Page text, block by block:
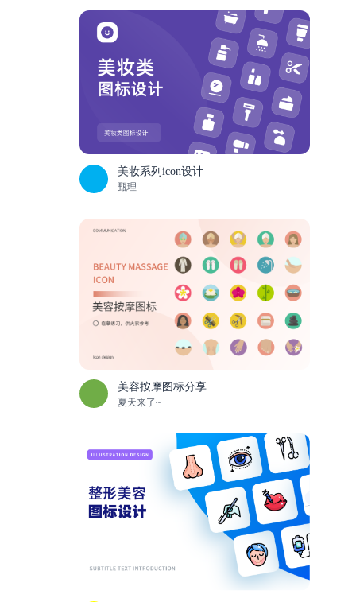
美妆系列icon设计
甄理
美容按摩图标分享
夏天来了~